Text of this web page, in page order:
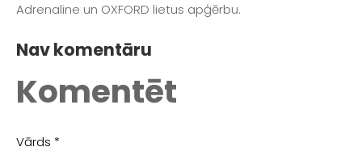
Adrenaline un OXFORD lietus apģērbu.
Nav komentāru
Komentēt
Vārds *